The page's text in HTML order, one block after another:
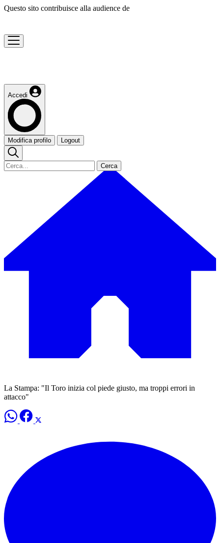
Questo sito contribuisce alla audience de
Accedi
Modifica profilo Logout
Cerca
La Stampa: "Il Toro inizia col piede giusto, ma troppi errori in
attacco"